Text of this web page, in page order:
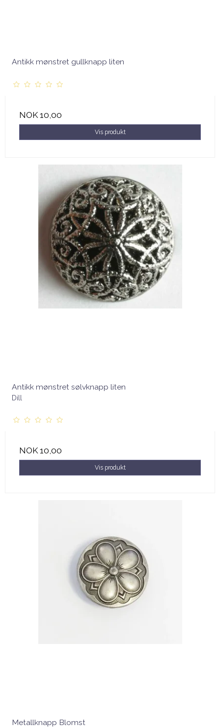
Antikk mønstret gullknapp liten
NOK 10,00
Vis produkt
Antikk mønstret sølvknapp liten
Dill
NOK 10,00
Vis produkt
Metallknapp Blomst